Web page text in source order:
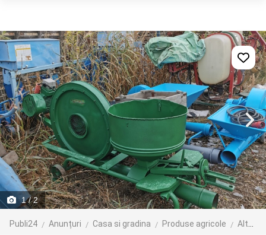
1/ 2
Publi24 Anunțuri Casa si gradina Produse agricole Alte produse